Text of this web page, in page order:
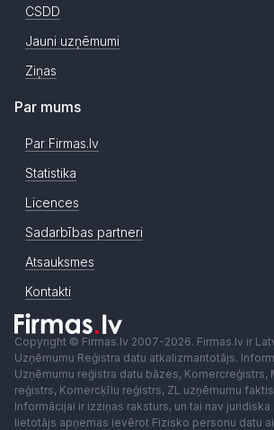
CSDD
Jauni uzņēmumi
Ziņas
Par mums
Par Firmas.lv
Statistika
Licences
Sadarbības partneri
Atsauksmes
Kontakti
Copyright © Firmas.lv 2007-2026. Firmas.lv ir
Uzņēmumu Reģistra datu atkalizmantotājs.
Uzņēmumu reģistra datu bāzes, Komercreģistrs,
reģistrs, Komercķīlu reģistrs, ZL uzņēmumu
Informācijai ir izziņas raksturs, un tai nav
lietotājs apņemas ievērot Fizisko personu datu